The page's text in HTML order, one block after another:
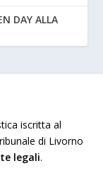
DAY ALLA
iscritta al
di Livorno
legali.